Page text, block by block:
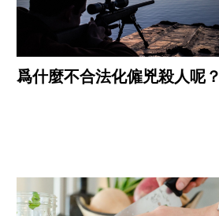
爲什麼不合法化僱兇殺人呢？